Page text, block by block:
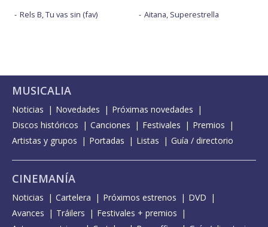
Rels B, Tu vas sin (fav) Aitana, Superestrella
MUSICALIA
Noticias Novedades
Próximas novedades
Discos históricos
Canciones Festivales
Premios
Artistas y grupos
Portadas Listas Guía / directorio
CINEMANÍA
Noticias Cartelera Próximos estrenos
DVD
Avances
Tráilers
Festivales + premios